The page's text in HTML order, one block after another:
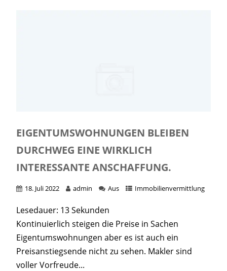
EIGENTUMSWOHNUNGEN BLEIBEN
DURCHWEG EINE WIRKLICH
INTERESSANTE ANSCHAFFUNG.
18. Juli 2022 admin Aus Immobilienvermittlung
Lesedauer: 13 Sekunden
Kontinuierlich steigen die Preise in Sachen
Eigentumswohnungen aber es ist auch ein
Preisanstiegsende nicht zu sehen. Makler sind
voller Vorfreude...